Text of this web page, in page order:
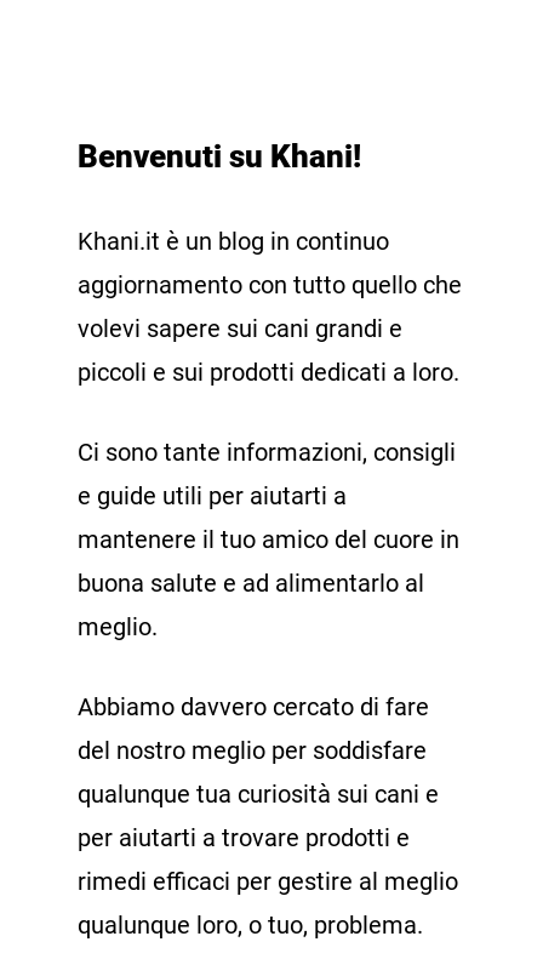
Benvenuti su Khani!
Khani.it è un blog in continuo
aggiornamento con tutto quello che
volevi sapere sui cani grandi e
piccoli e sui prodotti dedicati a loro.
Ci sono tante informazioni, consigli
e guide utili per aiutarti a
mantenere il tuo amico del cuore in
buona salute e ad alimentarlo al
meglio.
Abbiamo davvero cercato di fare
del nostro meglio per soddisfare
qualunque tua curiosità sui cani e
per aiutarti a trovare prodotti e
rimedi efficaci per gestire al meglio
qualunque loro, o tuo, problema.